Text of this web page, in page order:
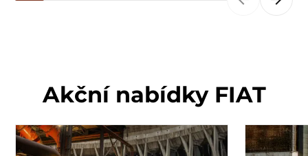
Akční nabídky FIAT